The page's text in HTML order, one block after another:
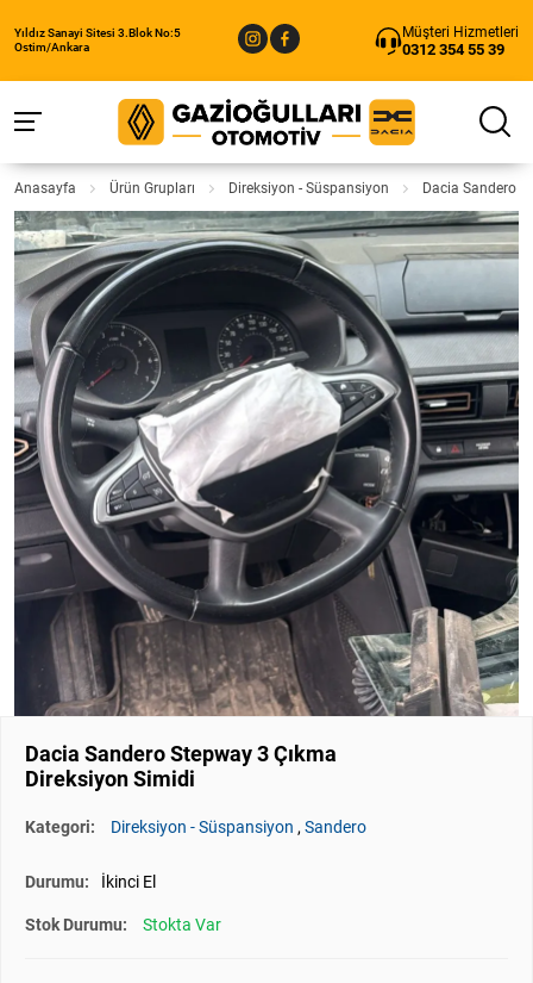
Yıldız Sanayi Sitesi 3.Blok No:5
Ostim/Ankara
Müşteri Hizmetleri
0312 354 55 39
Anasayfa Ürün Grupları Direksiyon - Süspansiyon Dacia Sandero
Dacia Sandero Stepway 3 Çıkma
Direksiyon Simidi
Kategori: Direksiyon - Süspansiyon , Sandero
Durumu: İkinci El
Stok Durumu: Stokta Var